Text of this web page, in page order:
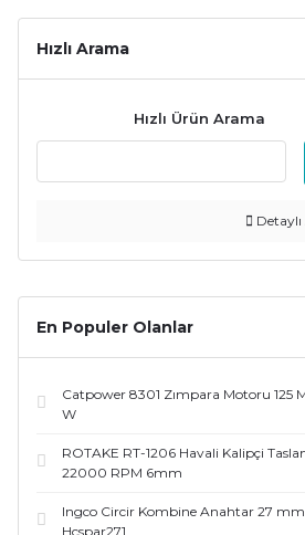
Hızlı Arama
Hızlı Ürün Arama
En Populer Olanlar
Catpower 8301 Zımpara Motoru 125
W
ROTAKE RT-1206 Havali Kalipçi
22000 RPM 6mm
Ingco Circir Kombine Anahtar 27 mm
Hcspar271